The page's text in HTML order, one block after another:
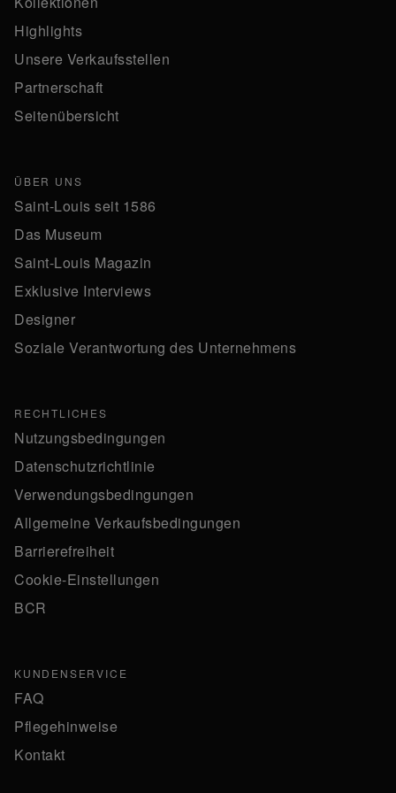
Highlights
Unsere Verkaufsstellen
Partnerschaft
Seitenübersicht
ÜBER UNS
Saint-Louis seit 1586
Das Museum
Saint-Louis Magazin
Exklusive Interviews
Designer
Soziale Verantwortung des Unternehmens
RECHTLICHES
Nutzungsbedingungen
Datenschutzrichtlinie
Verwendungsbedingungen
Allgemeine Verkaufsbedingungen
Barrierefreiheit
Cookie-Einstellungen
BCR
KUNDENSERVICE
FAQ
Pflegehinweise
Kontakt